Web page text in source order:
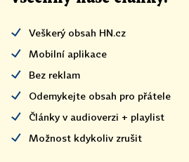
Veškerý obsah HN.cz
Mobilní aplikace
Bez reklam
Odemykejte obsah pro přátele
Články v audioverzi + playlist
Možnost kdykoliv zrušit